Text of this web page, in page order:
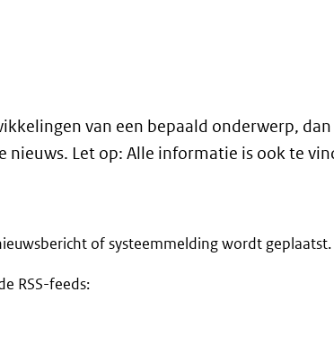
van een bepaald onderwerp,
Let op: Alle informatie is ook te
of systeemmelding wordt geplaatst.
RSS-feeds: